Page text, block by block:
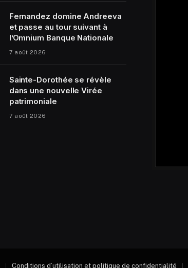
Fernandez domine Andreeva
et passe au tour suivant à
l’Omnium Banque Nationale
7 août 2026
Sainte-Dorothée se révèle
dans une nouvelle Virée
patrimoniale
7 août 2026
Conditions d’utilisation et politique de confidentialité